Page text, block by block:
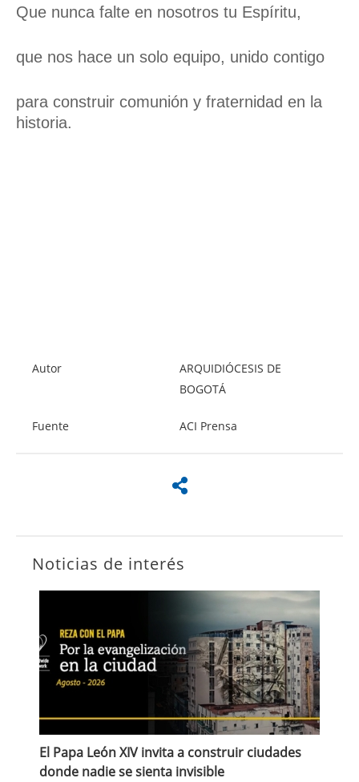
Que nunca falte en nosotros tu Espíritu,
que nos hace un solo equipo, unido contigo
para construir comunión y fraternidad en la
historia.
Autor
ARQUIDIÓCESIS DE
BOGOTÁ
Fuente ACI Prensa
Noticias de interés
El Papa León XIV invita a construir ciudades
donde nadie se sienta invisible